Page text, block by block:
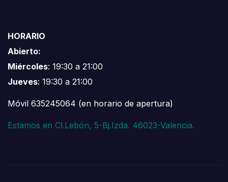
HORARIO
Abierto:
Miércoles: 19:30 a 21:00
Jueves: 19:30 a 21:00
Móvil 635245064 (en horario de apertura)
Estamos en Cl.Lebón, 5-Bj.Izda. 46023-Valencia.